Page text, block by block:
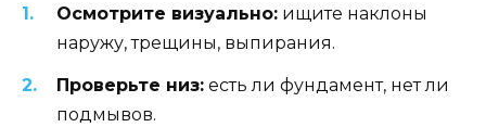
Осмотрите визуально: ищите наклоны
наружу, трещины, выпирания.
Проверьте низ: есть ли фундамент, нет ли
подмывов.